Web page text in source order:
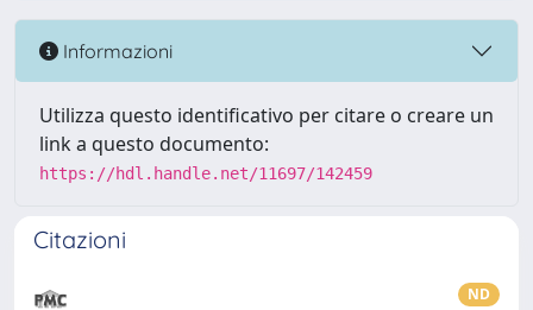
Informazioni
Utilizza questo identificativo per citare o creare un
link a questo documento:
https://hdl.handle.net/11697/142459
Citazioni
ND